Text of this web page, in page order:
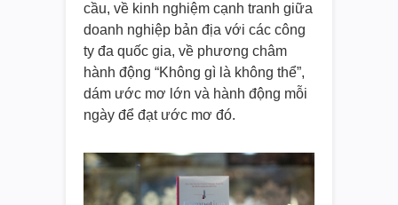
cầu, về kinh nghiệm cạnh tranh giữa
doanh nghiệp bản địa với các công
ty đa quốc gia, về phương châm
hành động “Không gì là không thể”,
dám ước mơ lớn và hành động mỗi
ngày để đạt ước mơ đó.